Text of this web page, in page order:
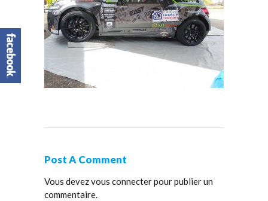
Post A Comment
Vous devezvous connecterpour publier un
commentaire.